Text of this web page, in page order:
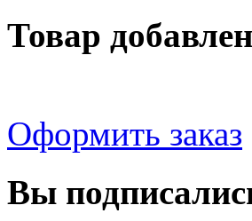
Товар
Оформить заказ
Вы